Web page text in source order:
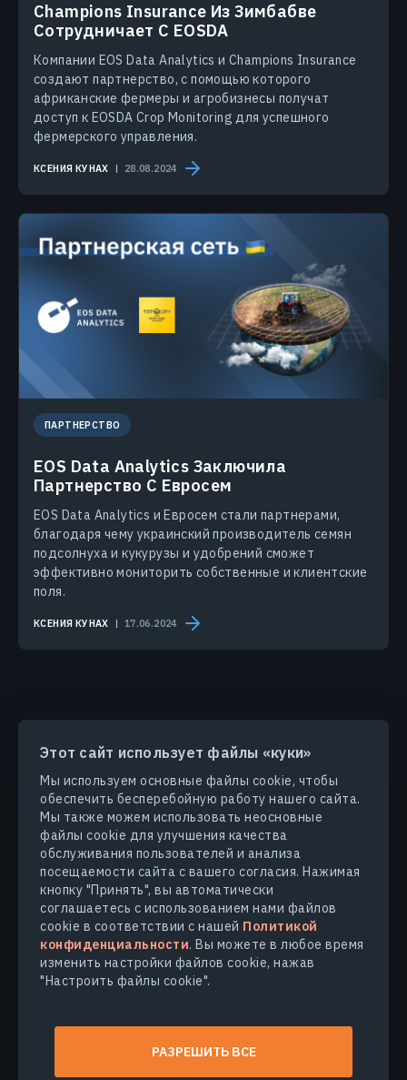
Этот сайт использует файлы «куки»
Мы используем основные файлы cookie, чтобы
обеспечить бесперебойную работу нашего сайта.
Мы также можем использовать неосновные
файлы cookie для улучшения качества
обслуживания пользователей и анализа
посещаемости сайта с вашего согласия. Нажимая
кнопку "Принять", вы автоматически
соглашаетесь с использованием нами файлов
cookie в соответствии с нашей Политикой
конфиденциальности. Вы можете в любое время
изменить настройки файлов cookie, нажав
"Настроить файлы cookie".
РАЗРЕШИТЬ ВСЕ
Champions Insurance Из Зимбабве
Сотрудничает С EOSDA
Компании EOS Data Analytics и Champions Insurance
создают партнерство, с помощью которого
африканские фермеры и агробизнесы получат
доступ к EOSDA Crop Monitoring для успешного
фермерского управления.
КСЕНИЯ КУНАХ 28.08.2024
ПАРТНЕРСТВО
EOS Data Analytics Заключила
Партнерство С Евросем
EOS Data Analytics и Евросем стали партнерами,
благодаря чему украинский производитель семян
подсолнуха и кукурузы и удобрений сможет
эффективно мониторить собственные и клиентские
поля.
КСЕНИЯ КУНАХ 17.06.2024
ПРОДУКТЫ И РЕШЕНИЯ
ОТРАСЛИ
КОМПАНИЯ
УЗНАТЬ БОЛЬШЕ
© 2026 EOS Data Analytics,Inc.
Политика конфиденциальности